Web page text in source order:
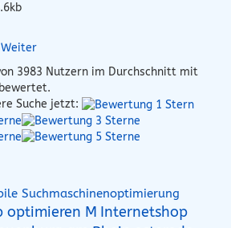
Weiter
3983 Nutzern im Durchschnitt mit
Suche jetzt:
Suchmaschinenoptimierung
optimieren M Internetshop